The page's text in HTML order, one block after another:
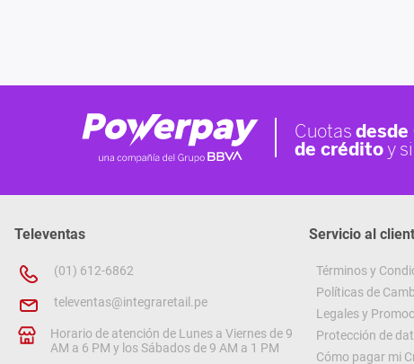
Televentas
(01) 612-6862
televentas@integraretail.pe
Horario de atención de Lunes a Viernes de 9
AM a 6 PM y los Sábados de 9 AM a 1 PM
Servicio al
Términos y
Políticas de
Legales y
Protección de
Cómo pagar mi